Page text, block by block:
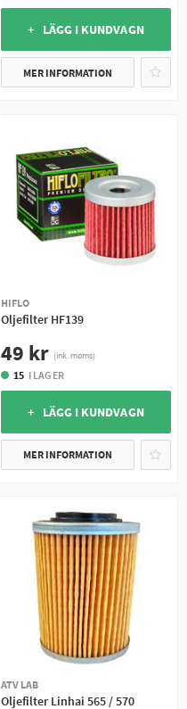
+ LÄGG I KUNDVAGN
MER INFORMATION
HIFLO
Oljefilter HF139
49 kr (ink. moms)
15 I LAGER
+ LÄGG I KUNDVAGN
MER INFORMATION
ATV LAB
Oljefilter Linhai 565 / 570